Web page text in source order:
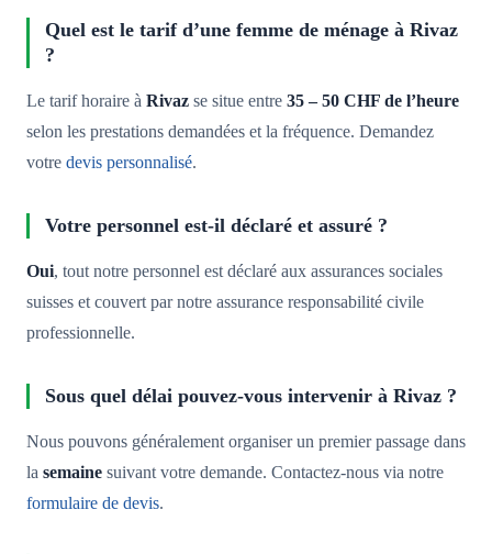
Quel est le tarif d’une femme de ménage à Rivaz
?
Le tarif horaire à Rivaz se situe entre 35 – 50 CHF de l’heure
selon les prestations demandées et la fréquence. Demandez
votre devis personnalisé.
Votre personnel est-il déclaré et assuré ?
Oui, tout notre personnel est déclaré aux assurances sociales
suisses et couvert par notre assurance responsabilité civile
professionnelle.
Sous quel délai pouvez-vous intervenir à Rivaz ?
Nous pouvons généralement organiser un premier passage dans
la semaine suivant votre demande. Contactez-nous via notre
formulaire de devis.